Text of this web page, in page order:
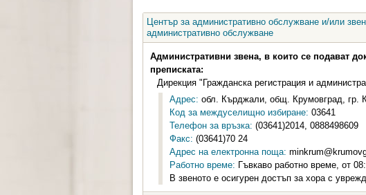
Център за административно обслужване и/или
административно обслужване
Административни звена, в които се подават
преписката:
Дирекция "Гражданска регистрация и
Адрес: обл. Кърджали, общ. Крумовград, гр.
Код за междуселищно избиране: 03641
Телефон за връзка: (03641)2014, 0888498609
Факс: (03641)70 24
Адрес на електронна поща:
Работно време: Гъвкаво работно време, от
В звеното е осигурен достъп за хора с